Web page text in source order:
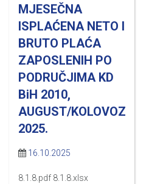
MJESEČNA
ISPLAĆENA NETO I
BRUTO PLAĆA
ZAPOSLENIH PO
PODRUČJIMA KD
BiH 2010,
AUGUST/KOLOVOZ
2025.
16.10.2025
8.1.8.pdf 8.1.8.xlsx